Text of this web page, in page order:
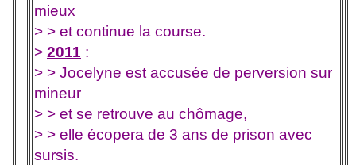
mieux
> > et continue la course.
> 2011 :
> > Jocelyne est accusée de perversion sur
mineur
> > et se retrouve au chômage,
> > elle écopera de 3 ans de prison avec
sursis.